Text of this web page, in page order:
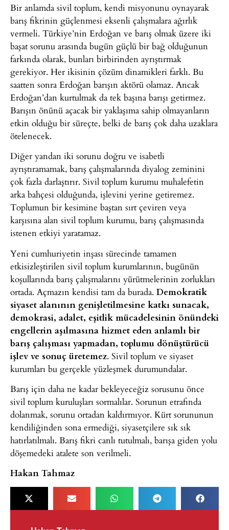
Bir anlamda sivil toplum, kendi misyonunu oynayarak
barış fikrinin güçlenmesi eksenli çalışmalara ağırlık
vermeli. Türkiye’nin Erdoğan ve barış olmak üzere iki
başat sorunu arasında bugün güçlü bir bağ olduğunun
farkında olarak, bunları birbirinden ayrıştırmak
gerekiyor. Her ikisinin çözüm dinamikleri farklı. Bu
saatten sonra Erdoğan barışın aktörü olamaz. Ancak
Erdoğan’dan kurtulmak da tek başına barışı getirmez.
Barışın önünü açacak bir yaklaşıma sahip olmayanların
etkin olduğu bir süreçte, belki de barış çok daha uzaklara
ötelenecek.
Diğer yandan iki sorunu doğru ve isabetli
ayrıştıramamak, barış çalışmalarında diyalog zeminini
çok fazla darlaştırır. Sivil toplum kurumu muhalefetin
arka bahçesi olduğunda, işlevini yerine getiremez.
Toplumun bir kesimine baştan sırt çeviren veya
karşısına alan sivil toplum kurumu, barış çalışmasında
istenen etkiyi yaratamaz.
Yeni cumhuriyetin inşası sürecinde tamamen
etkisizleştirilen sivil toplum kurumlarının, bugünün
koşullarında barış çalışmalarını yürütmelerinin zorlukları
ortada. Açmazın kendisi tam da burada. Demokratik
siyaset alanının genişletilmesine katkı sunacak,
demokrasi, adalet, eşitlik mücadelesinin önündeki
engellerin aşılmasına hizmet eden anlamlı bir
barış çalışması yapmadan, toplumu dönüştürücü
işlev ve sonuç üretemez. Sivil toplum ve siyaset
kurumları bu gerçekle yüzleşmek durumundalar.
Barış için daha ne kadar bekleyeceğiz sorusunu önce
sivil toplum kuruluşları sormalılar. Sorunun etrafında
dolanmak, sorunu ortadan kaldırmıyor. Kürt sorununun
kendiliğinden sona ermediği, siyasetçilere sık sık
hatırlatılmalı. Barış fikri canlı tutulmalı, barışa giden yolu
döşemedeki atalete son verilmeli.
Hakan Tahmaz